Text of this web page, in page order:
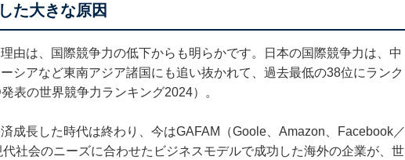
た大きな原因
由は、国際競争力の低下からも明らかです。日本の国際競争力は、中
シアなど東南アジア諸国にも追い抜かれて、過去最低の38位にランク
表の世界競争力ランキング2024）。
成長した時代は終わり、今はGAFAM（Goole、Amazon、Facebook／
社会のニーズに合わせたビジネスモデルで成功した海外の企業が、世